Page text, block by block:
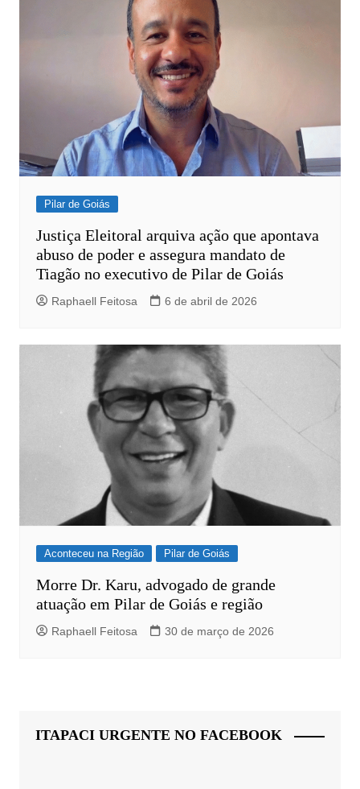
Pilar de Goiás
Justiça Eleitoral arquiva ação que apontava
abuso de poder e assegura mandato de
Tiagão no executivo de Pilar de Goiás
Raphaell Feitosa 6 de abril de 2026
Aconteceu na Região Pilar de Goiás
Morre Dr. Karu, advogado de grande
atuação em Pilar de Goiás e região
Raphaell Feitosa 30 de março de 2026
ITAPACI URGENTE NO FACEBOOK